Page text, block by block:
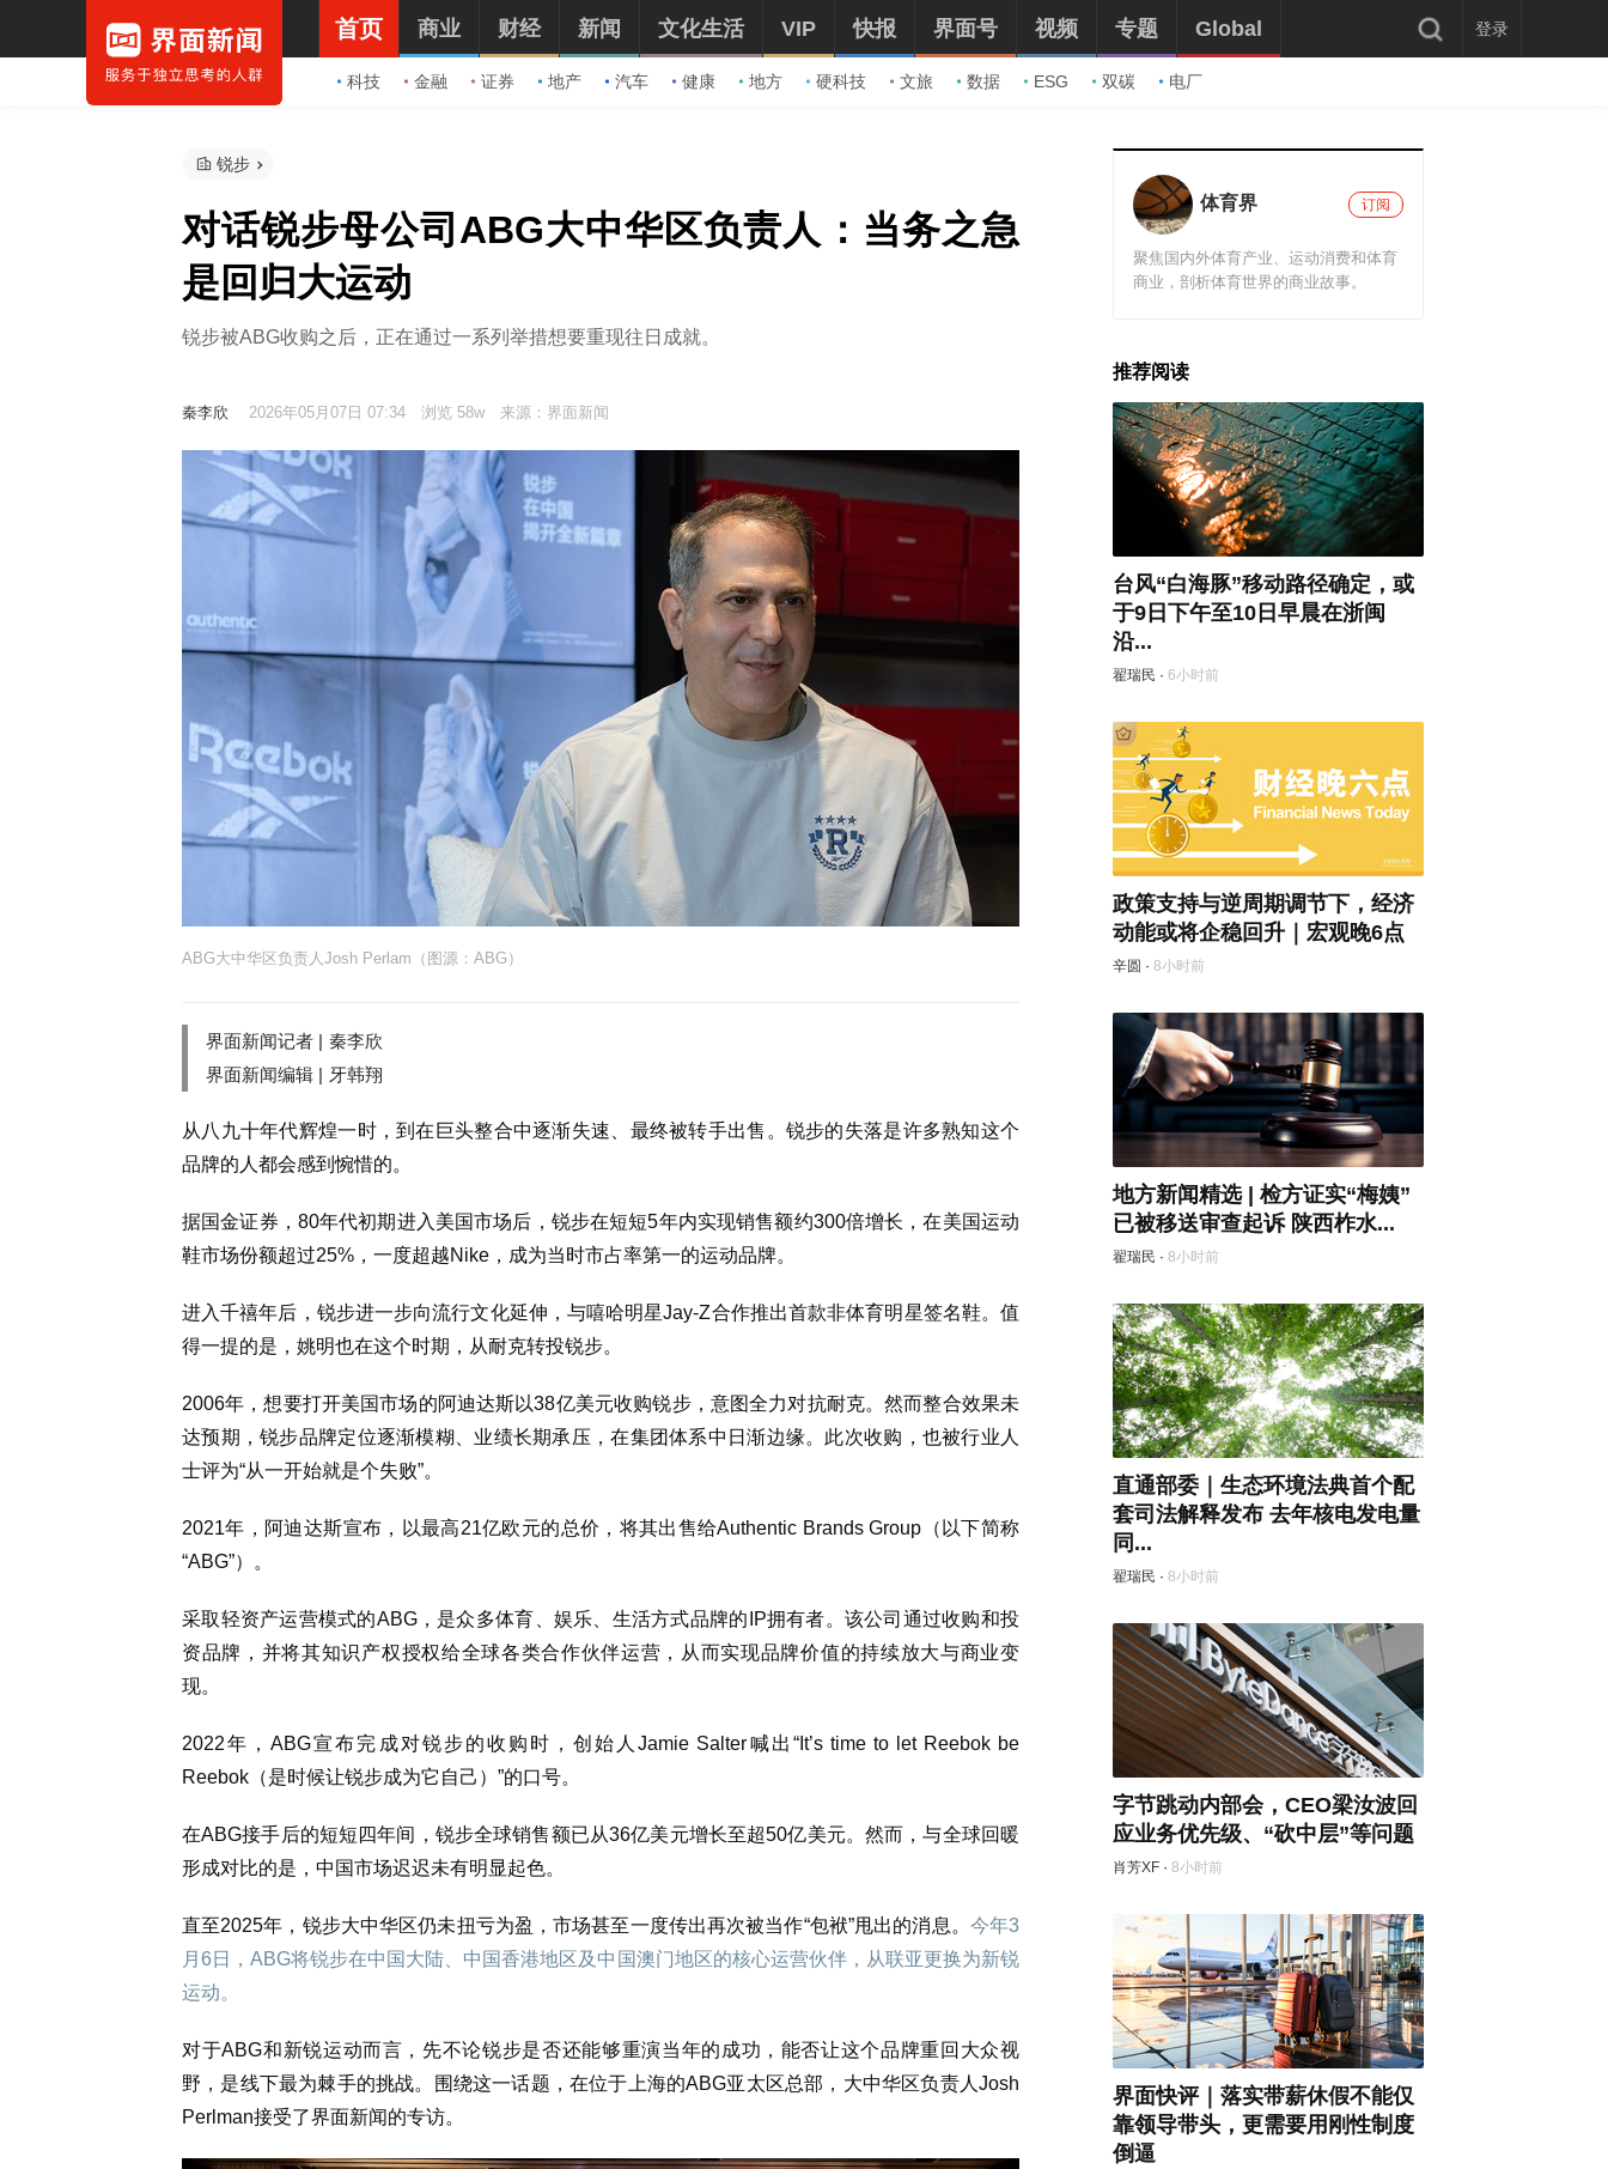
首页
科技 金融 证券 地产 汽车 健康 地方 硬科技 文旅 数据 ESG 双碳 电厂
商业 财经 新闻 文化生活 VIP 快报 界面号 视频 专题 Global 登录
锐步
对话锐步母公司ABG大中华区负责人：当务之急
是回归大运动
锐步被ABG收购之后，正在通过一系列举措想要重现往日成就。
秦李欣 2026年05月07日 07:34 浏览 58w 来源：界面新闻
ABG大中华区负责人Josh Perlam（图源：ABG）
界面新闻记者 | 秦李欣
界面新闻编辑 | 牙韩翔
从 八九十年代辉煌一时，到在巨头整合中逐渐失速、最终被转手出售。锐步的失落是许多熟知这个
品牌的人都会感到惋惜的。
据国金证券，80年代初期进入美国市场后，锐步在短短5年内实现销售额约300倍增长，在美国运动
鞋市场份额超过25%，一度超越Nike，成为当时市占率第一的运动品牌。
进入千禧年后，锐步进一步向流行文化延伸，与嘻哈明星Jay-Z合作推出首款非体育明星签名鞋。值
得一提的是，姚明也在这个时期，从耐克转投锐步。
2006年，想要打开美国市场的阿迪达斯以38亿美元收购锐步，意图全力对抗耐克。然而整合效果未
达预期，锐步品牌定位逐渐模糊、业绩长期承压，在集团体系中日渐边缘。此次收购，也被行业人
士评为“从一开始就是个失败”。
2021年，阿迪达斯宣布，以最高21亿欧元的总价，将其出售给Authentic Brands Group（以下简称
“ABG”）。
采取轻资产运营模式的ABG，是众多体育、娱乐、生活方式品牌的IP拥有者。该公司通过收购和投
资品牌，并将其知识产权授权给全球各类合作伙伴运营，从而实现品牌价值的持续放大与商业变
现。
2022年，ABG宣布完成对锐步的收购时，创始人Jamie Salter喊出“It’s time to let Reebok be
Reebok（是时候让锐步成为它自己）”的口号。
在ABG接手后的短短四年间，锐步全球销售额已从36亿美元增长至超50亿美元。然而，与全球回暖
形成对比的是，中国市场迟迟未有明显起色。
直至2025年，锐步大中华区仍未扭亏为盈，市场甚至一度传出再次被当作“包袱”甩出的消息。 今年3
月6日，ABG将锐步在中国大陆、中国香港地区及中国澳门地区的核心运营伙伴，从联亚更换为新锐
运动。
对于ABG和新锐运动而言，先不论锐步是否还能够重演当年的成功，能否让这个品牌重回大众视
野，是线下最为棘手的挑战。围绕这一话题，在位于上海的ABG亚太区总部，大中华区负责人Josh
Perlman接受了界面新闻的专访。
体育界 订阅
聚焦国内外体育产业、运动消费和体育
商业，剖析体育世界的商业故事。
推荐阅读
台风“白海豚”移动路径确定，或
于9日下午至10日早晨在浙闽
沿...
翟瑞民 · 6小时前
政策支持与逆周期调节下，经济
动能或将企稳回升｜宏观晚6点
辛圆 · 8小时前
地方新闻精选 | 检方证实“梅姨”
已被移送审查起诉 陕西柞水...
翟瑞民 · 8小时前
直通部委｜生态环境法典首个配
套司法解释发布 去年核电发电量
同...
翟瑞民 · 8小时前
字节跳动内部会，CEO梁汝波回
应业务优先级、“砍中层”等问题
肖芳XF · 8小时前
界面快评｜落实带薪休假不能仅
靠领导带头，更需要用刚性制度
倒逼